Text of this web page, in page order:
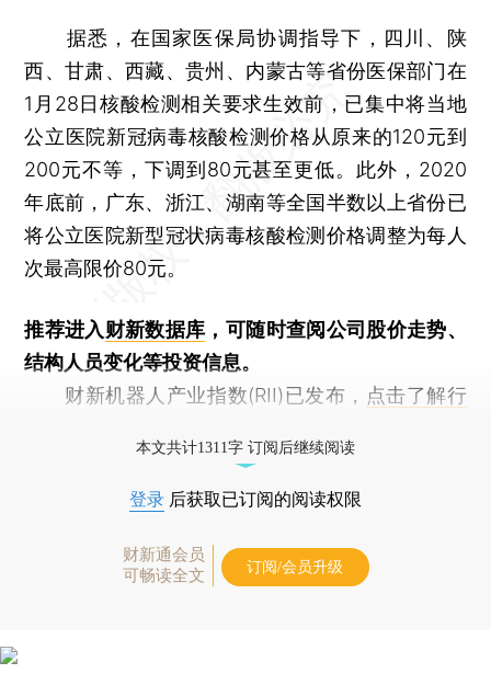
据悉，在国家医保局协调指导下，四川、陕
西、甘肃、西藏、贵州、内蒙古等省份医保部门在
1月28日核酸检测相关要求生效前，已集中将当地
公立医院新冠病毒核酸检测价格从原来的120元到
200元不等，下调到80元甚至更低。此外，2020
年底前，广东、浙江、湖南等全国半数以上省份已
将公立医院新型冠状病毒核酸检测价格调整为每人
次最高限价80元。
推荐进入财新数据库 ，可随时查阅公司股价走势、
结构人员变化等投资信息。
财新机器人产业指数(RII)已发布， 点击了解行
本文共计1311字 订阅后继续阅读
登录 后获取已订阅的阅读权限
财新通会员
可畅读全文
订阅/会员升级